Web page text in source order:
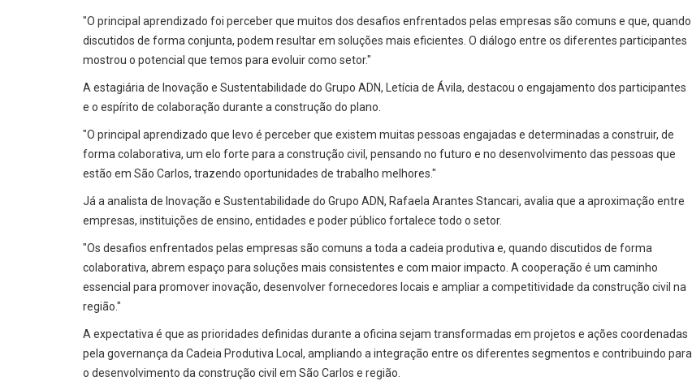
"O principal aprendizado foi perceber que muitos dos desafios enfrentados pelas empresas são comuns e que, quando
discutidos de forma conjunta, podem resultar em soluções mais eficientes. O diálogo entre os diferentes participantes
mostrou o potencial que temos para evoluir como setor."
A estagiária de Inovação e Sustentabilidade do Grupo ADN, Letícia de Ávila, destacou o engajamento dos participantes
e o espírito de colaboração durante a construção do plano.
"O principal aprendizado que levo é perceber que existem muitas pessoas engajadas e determinadas a construir, de
forma colaborativa, um elo forte para a construção civil, pensando no futuro e no desenvolvimento das pessoas que
estão em São Carlos, trazendo oportunidades de trabalho melhores."
Já a analista de Inovação e Sustentabilidade do Grupo ADN, Rafaela Arantes Stancari, avalia que a aproximação entre
empresas, instituições de ensino, entidades e poder público fortalece todo o setor.
"Os desafios enfrentados pelas empresas são comuns a toda a cadeia produtiva e, quando discutidos de forma
colaborativa, abrem espaço para soluções mais consistentes e com maior impacto. A cooperação é um caminho
essencial para promover inovação, desenvolver fornecedores locais e ampliar a competitividade da construção civil na
região."
A expectativa é que as prioridades definidas durante a oficina sejam transformadas em projetos e ações coordenadas
pela governança da Cadeia Produtiva Local, ampliando a integração entre os diferentes segmentos e contribuindo para
o desenvolvimento da construção civil em São Carlos e região.